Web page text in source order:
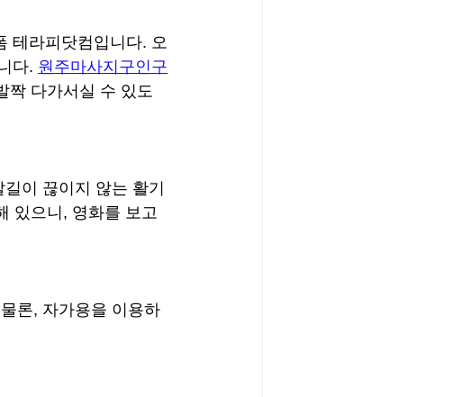
테라피닷컴입니다. 오
다. 원주마사지구인구
짝 다가서실 수 있도
이 끊이지 않는 활기
있으니, 영화를 보고
론, 자가용을 이용하